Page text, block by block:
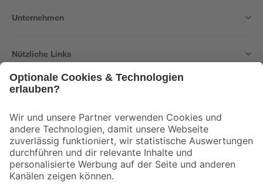
Unternehmen
Nützliche Links
Der toom Newsletter: Keine Angebote und Aktionen mehr verpassen!
Zur Newsletter Anmeldung
Folge uns